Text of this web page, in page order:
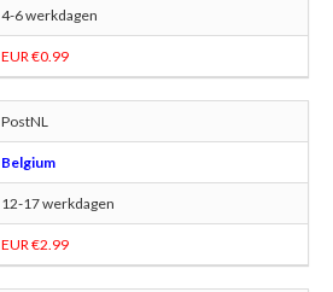
4-6 werkdagen
EUR €0.99
PostNL
Belgium
12-17 werkdagen
EUR €2.99